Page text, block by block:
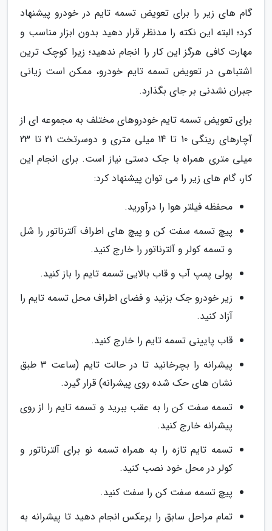
گام های زیر را برای تعویض تسمه تایم در خودرو پیشنهاد
کرد؛ البته این نکته را مدنظر قرار دهید بدون ابزار مناسب و
مهارت کافی هرگز این کار را انجام ندهید؛ زیرا کوچک ترین
اشتباهی در تعویض تسمه تایم خودرو، ممکن است زیانی
جبران نشدنی بر جای بگذارد.
برای تعویض تسمه تایم خودروهای مختلف به مجموعه ای از
آچارهای رینگی 10 تا 14 میلی متری و دوسرتخت 21 تا 23
میلی متری همراه با جک دستی نیاز است. برای انجام این
کار، گام های زیر را می توان پیشنهاد کرد:
محفظه فیلتر هوا را درآورید.
پیچ تسمه سفت کن و پیچ های اطراف آلترناتور را شل
و تسمه کولر و آلترناتور را خارج کنید.
پولی پمپ آب و قاب بالایی تسمه تایم را باز کنید.
زیر خودرو جک بزنید و فضای اطراف محل تسمه تایم را
آزاد کنید.
قاب پایینی تسمه تایم را خارج کنید.
پیشرانه را بچرخانید تا در حالت تایم (ساعت 3 طبق
نشان های حک شده روی پیشرانه) قرار گیرد.
تسمه سفت کن را به عقب ببرید و تسمه تایم را از روی
پیشرانه خارج کنید.
تسمه تایم تازه را به همراه تسمه نو برای آلترناتور و
کولر در محل خود نصب کنید.
پیچ تسمه سفت کن را سفت کنید.
تمام مراحل سابق را برعکس انجام دهید تا پیشرانه به